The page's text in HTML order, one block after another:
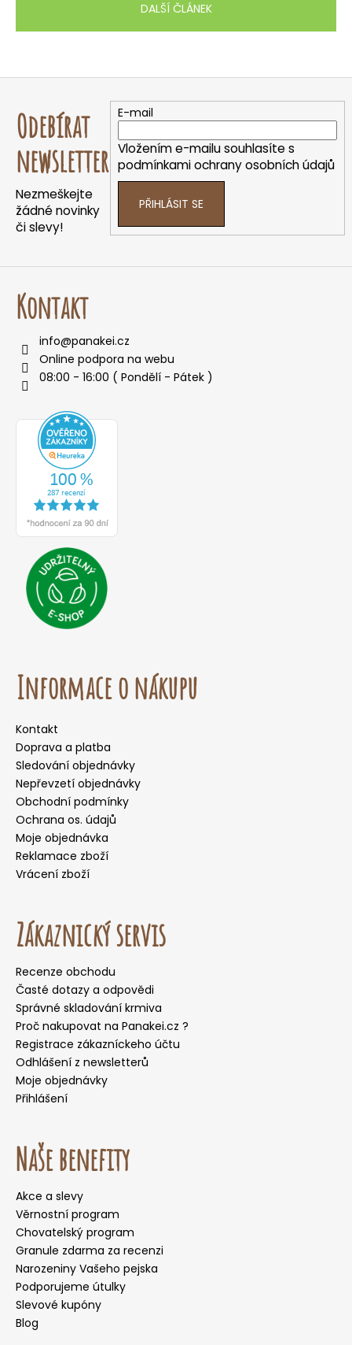
DALŠÍ ČLÁNEK
Z
Odebírat
newsletter
Nezmeškejte
žádné novinky
či slevy!
E-mail
Vložením e-mailu souhlasíte s
podmínkami ochrany osobních údajů
PŘIHLÁSIT SE
Kontakt
info@panakei.cz
Online podpora na webu
08:00 - 16:00 ( Pondělí - Pátek )
Informace o nákupu
Kontakt
Doprava a platba
Sledování objednávky
Nepřevzetí objednávky
Obchodní podmínky
Ochrana os. údajů
Moje objednávka
Reklamace zboží
Vrácení zboží
Zákaznický servis
Recenze obchodu
Časté dotazy a odpovědi
Správné skladování krmiva
Proč nakupovat na Panakei.cz ?
Registrace zákazníckeho účtu
Odhlášení z newsletterů
Moje objednávky
Přihlášení
Naše benefity
Akce a slevy
Věrnostní program
Chovatelský program
Granule zdarma za recenzi
Narozeniny Vašeho pejska
Podporujeme útulky
Slevové kupóny
Blog